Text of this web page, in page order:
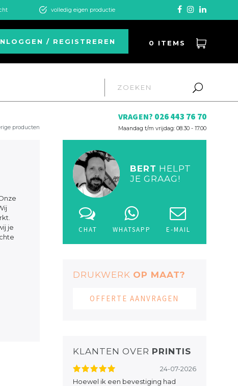
volledig eigen productie
/ REGISTREREN 0 ITEMS
VRAGEN? 026 443 76 70
Maandag t/m vrijdag: 08.30 - 17.00
producten
je
BERT HELPT
JE GRAAG!
CHAT WHATSAPP E-MAIL
DRUKWERK OP MAAT?
OFFERTE AANVRAGEN
KLANTEN OVER PRINTIS
24-07-2026
Hoewel ik een bevestiging had